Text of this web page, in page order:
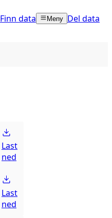
Finn data Meny Del data
Last
ned
Last
ned